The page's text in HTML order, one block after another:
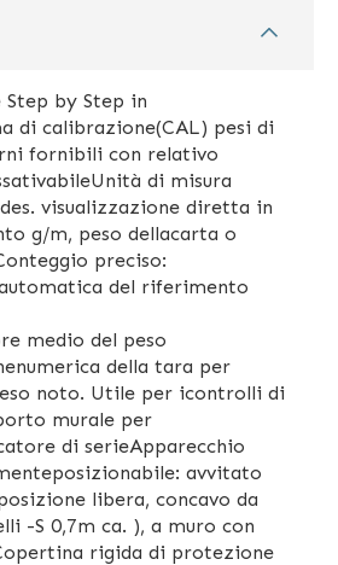
by Step in
di calibrazione(CAL) pesi di
fornibili con relativo
di misura
visualizzazione diretta in
g/m, peso dellacarta o
preciso:
del riferimento
medio del peso
della tara per
noto. Utile per icontrolli di
murale per
di serieApparecchio
avvitato
libera, concavo da
-S 0,7m ca. ), a muro con
rigida di protezione